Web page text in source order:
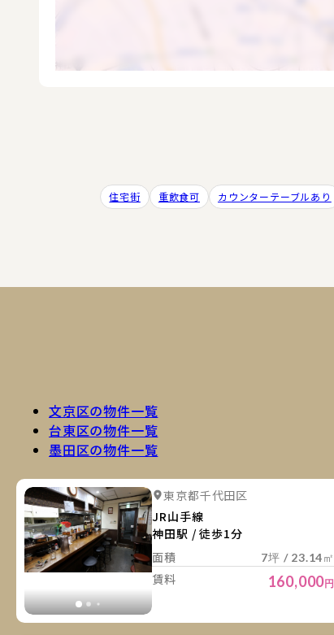
住宅街 重飲食可 カウンターテーブルあり
文京区の物件一覧
台東区の物件一覧
墨田区の物件一覧
詳細を見る
東京都千代田区
JR山手線
神田駅 / 徒歩1分
面積
7坪 / 23.14㎡
賃料 160,000円